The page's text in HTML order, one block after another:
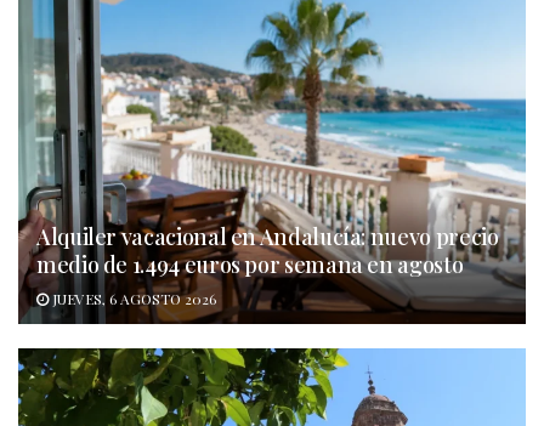
Alquiler vacacional en Andalucía: nuevo precio
medio de 1.494 euros por semana en agosto
JUEVES, 6 AGOSTO 2026